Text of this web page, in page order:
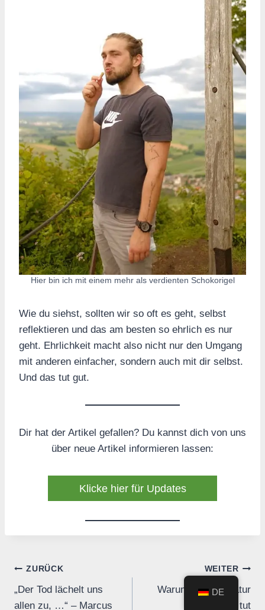
Hier bin ich mit einem mehr als verdienten Schokorigel
Wie du siehst, sollten wir so oft es geht, selbst
reflektieren und das am besten so ehrlich es nur
geht. Ehrlichkeit macht also nicht nur den Umgang
mit anderen einfacher, sondern auch mit dir selbst.
Und das tut gut.
Dir hat der Artikel gefallen? Du kannst dich von uns
über neue Artikel informieren lassen:
Klicke hier für Updates
Beitrags-
Navigation
ZURÜCK
„Der Tod lächelt uns
allen zu, …“ – Marcus
WEITER
Warum uns die Natur
gut tut
DE